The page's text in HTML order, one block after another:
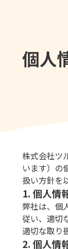
個人
株式会社ツ
います）の
扱い方針を
1. 個人情
弊社は、個
従い、適切
適切な取り
2. 個人情